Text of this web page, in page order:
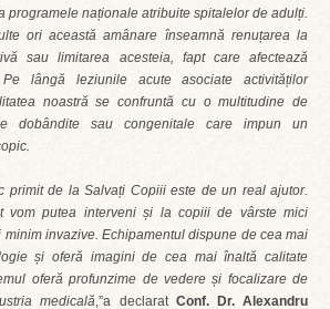
programele naționale atribuite spitalelor de adulți.
ori această amânare înseamnă renuțarea la
sau limitarea acesteia, fapt care afectează
lângă leziunile acute asociate activităților
noastră se confruntă cu o multitudine de
dobândite sau congenitale care impun un
primit de la Salvați Copiii este de un real ajutor.
vom putea interveni și la copiii de vârste mici
minim invazive. Echipamentul dispune de cea mai
și oferă imagini de cea mai înaltă calitate
oferă profunzime de vedere și focalizare de
medicală,”a declarat Conf. Dr. Alexandru